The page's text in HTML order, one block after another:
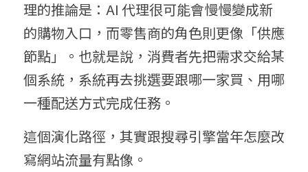
理的推論是：AI 代理很可能會慢慢變成新
的購物入口，而零售商的角色則更像「供應
節點」。也就是說，消費者先把需求交給某
個系統，系統再去挑選要跟哪一家買、用哪
一種配送方式完成任務。
這個演化路徑，其實跟搜尋引擎當年怎麼改
寫網站流量有點像。